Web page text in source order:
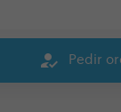
how_to_reg Pedir